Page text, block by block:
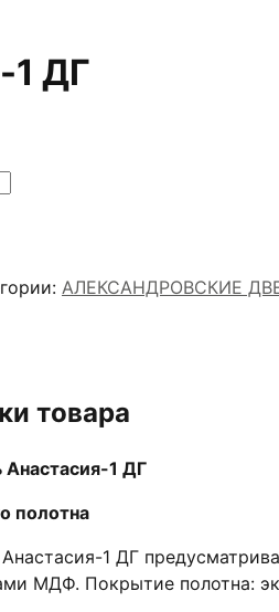
1 ДГ
АЛЕКСАНДРОВСКИЕ
товара
1 ДГ
полотна
1 ДГ
МДФ. Покрытие полотна: